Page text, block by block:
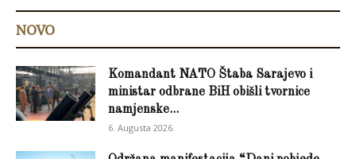
NOVO
Komandant NATO Štaba Sarajevo i
ministar odbrane BiH obišli tvornice
namjenske...
6. Augusta 2026.